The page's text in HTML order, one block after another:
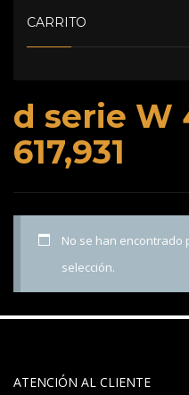
d serie W
617,931
No se han encontrado
selección.
CARRITO
ATENCIÓN AL CLIENTE